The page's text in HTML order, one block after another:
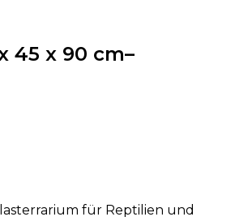
45 x 90 cm–
für Reptilien und